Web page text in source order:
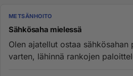
METSÄNHOITO
Sähkösaha mielessä
Olen ajatellut ostaa
varten, lähinnä rankojen paloitteluun.